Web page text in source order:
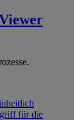
für die